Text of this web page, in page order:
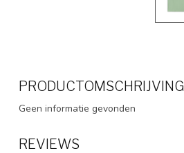
PRODUCTOMSCHRIJVING
Geen informatie gevonden
REVIEWS